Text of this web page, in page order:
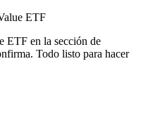
ETF
ETF en la sección de
Todo listo para hacer